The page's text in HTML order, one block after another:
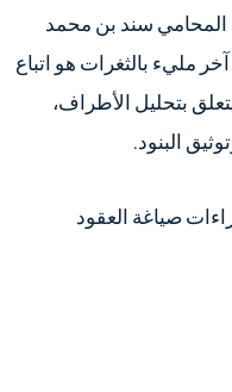
المحامي سند بن محمد
مليء بالثغرات هو اتباع
بتحليل الأطراف،
البنود.
صياغة العقود